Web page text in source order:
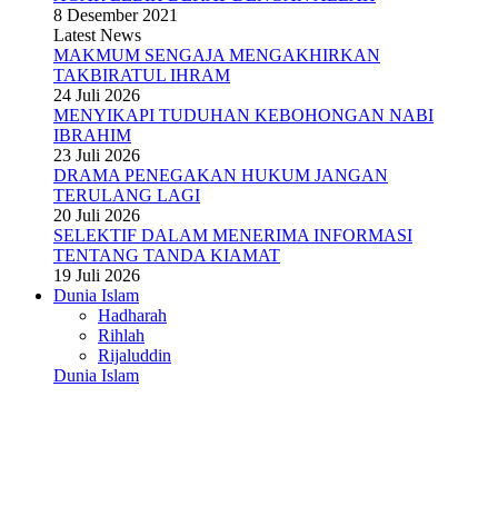
8 Desember 2021
Latest News
MAKMUM SENGAJA MENGAKHIRKAN
TAKBIRATUL IHRAM
24 Juli 2026
MENYIKAPI TUDUHAN KEBOHONGAN NABI
IBRAHIM
23 Juli 2026
DRAMA PENEGAKAN HUKUM JANGAN
TERULANG LAGI
20 Juli 2026
SELEKTIF DALAM MENERIMA INFORMASI
TENTANG TANDA KIAMAT
19 Juli 2026
Dunia Islam
Hadharah
Rihlah
Rijaluddin
Dunia Islam